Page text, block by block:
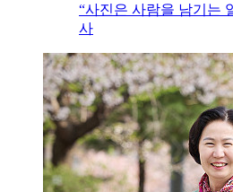
“사진은 사람을 남기는
사